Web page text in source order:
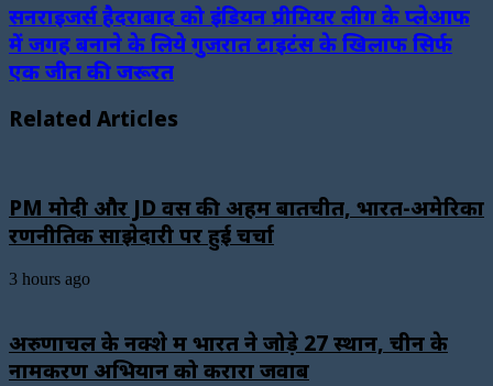
सनराइजर्स हैदराबाद को इंडियन प्रीमियर लीग के प्लेआफ
में जगह बनाने के लिये गुजरात टाइटंस के खिलाफ सिर्फ
एक जीत की जरूरत
Related Articles
PM मोदी और JD वेंस की अहम बातचीत, भारत-अमेरिका
रणनीतिक साझेदारी पर हुई चर्चा
3 hours ago
अरुणाचल के नक्शे में भारत ने जोड़े 27 स्थान, चीन के
नामकरण अभियान को करारा जवाब